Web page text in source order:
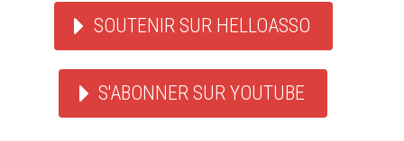
SOUTENIR SUR HELLOASSO
S'ABONNER SUR YOUTUBE